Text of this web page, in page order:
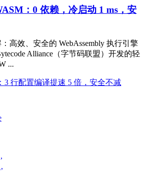
：0 依赖，冷启动 1 ms，安
高效、安全的 WebAssembly 执行引擎
Alliance（字节码联盟）开发的轻
...